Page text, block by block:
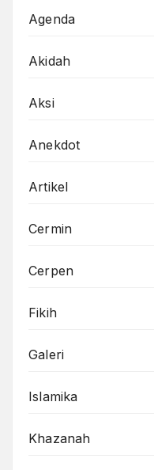
Agenda
Akidah
Aksi
Anekdot
Artikel
Cermin
Cerpen
Fikih
Galeri
Islamika
Khazanah